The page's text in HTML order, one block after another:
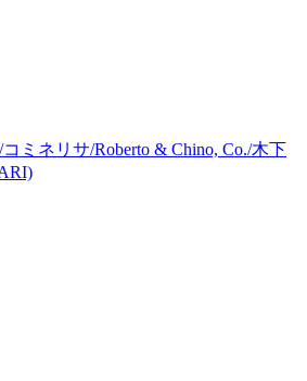
ミネリサ/Roberto & Chino, Co./木下